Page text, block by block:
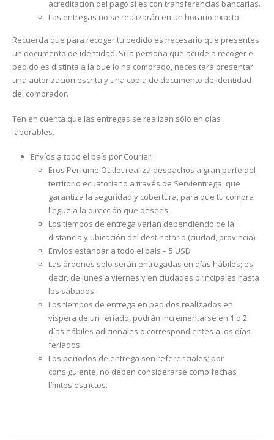
acreditación del pago si es con transferencias bancarias.
Las entregas no se realizarán en un horario exacto.
Recuerda que para recoger tu pedido es necesario que presentes
un documento de identidad. Si la persona que acude a recoger el
pedido es distinta a la que lo ha comprado, necesitará presentar
una autorización escrita y una copia de documento de identidad
del comprador.
Ten en cuenta que las entregas se realizan sólo en días
laborables.
Envíos a todo el país por Courier:
Eros Perfume Outlet realiza despachos a gran parte del
territorio ecuatoriano a través de Servientrega, que
garantiza la seguridad y cobertura, para que tu compra
llegue a la dirección que desees.
Los tiempos de entrega varían dependiendo de la
distancia y ubicación del destinatario (ciudad, provincia).
Envíos estándar a todo el país – 5 USD
Las órdenes solo serán entregadas en días hábiles; es
decir, de lunes a viernes y en ciudades principales hasta
los sábados.
Los tiempos de entrega en pedidos realizados en
víspera de un feriado, podrán incrementarse en 1 o 2
días hábiles adicionales o correspondientes a los días
feriados.
Los periodos de entrega son referenciales; por
consiguiente, no deben considerarse como fechas
límites estrictos.